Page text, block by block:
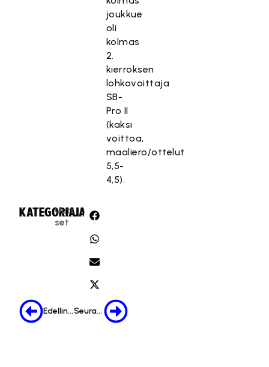
joukkue
oli
kolmas
2.
kierroksen
lohkovoittaja
SB-
Pro II
(kaksi
voittoa,
maaliero/ottelut
5,5-
4,5).
KATEGORIA:
Uuti
set
JAA:
Edellinen Seuraava